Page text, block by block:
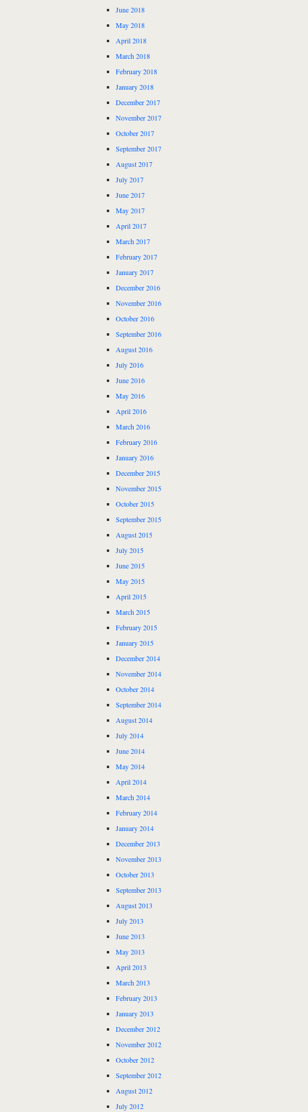
June 2018
May 2018
April 2018
March 2018
February 2018
January 2018
December 2017
November 2017
October 2017
September 2017
August 2017
July 2017
June 2017
May 2017
April 2017
March 2017
February 2017
January 2017
December 2016
November 2016
October 2016
September 2016
August 2016
July 2016
June 2016
May 2016
April 2016
March 2016
February 2016
January 2016
December 2015
November 2015
October 2015
September 2015
August 2015
July 2015
June 2015
May 2015
April 2015
March 2015
February 2015
January 2015
December 2014
November 2014
October 2014
September 2014
August 2014
July 2014
June 2014
May 2014
April 2014
March 2014
February 2014
January 2014
December 2013
November 2013
October 2013
September 2013
August 2013
July 2013
June 2013
May 2013
April 2013
March 2013
February 2013
January 2013
December 2012
November 2012
October 2012
September 2012
August 2012
July 2012